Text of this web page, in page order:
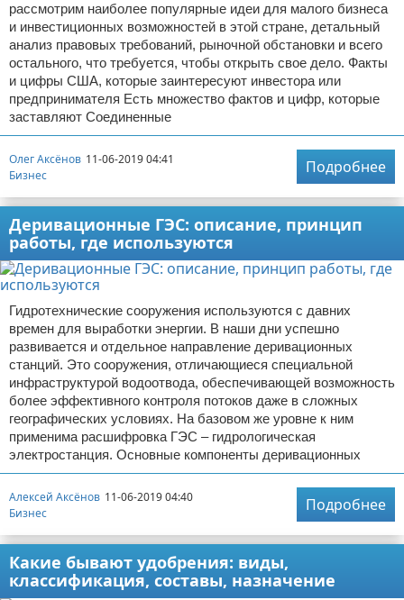
рассмотрим наиболее популярные идеи для малого бизнеса
и инвестиционных возможностей в этой стране, детальный
анализ правовых требований, рыночной обстановки и всего
остального, что требуется, чтобы открыть свое дело. Факты
и цифры США, которые заинтересуют инвестора или
предпринимателя Есть множество фактов и цифр, которые
заставляют Соединенные
Олег Аксёнов 11-06-2019 04:41
Бизнес
Подробнее
Деривационные ГЭС: описание, принцип
работы, где используются
Гидротехнические сооружения используются с давних
времен для выработки энергии. В наши дни успешно
развивается и отдельное направление деривационных
станций. Это сооружения, отличающиеся специальной
инфраструктурой водоотвода, обеспечивающей возможность
более эффективного контроля потоков даже в сложных
географических условиях. На базовом же уровне к ним
применима расшифровка ГЭС – гидрологическая
электростанция. Основные компоненты деривационных
Алексей Аксёнов 11-06-2019 04:40
Бизнес
Подробнее
Какие бывают удобрения: виды,
классификация, составы, назначение